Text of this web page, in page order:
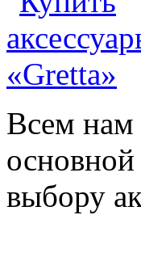
Всем нам
выбору